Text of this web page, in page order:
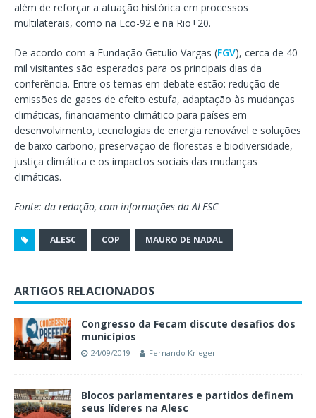
além de reforçar a atuação histórica em processos
multilaterais, como na Eco-92 e na Rio+20.
De acordo com a Fundação Getulio Vargas (FGV), cerca de 40
mil visitantes são esperados para os principais dias da
conferência. Entre os temas em debate estão: redução de
emissões de gases de efeito estufa, adaptação às mudanças
climáticas, financiamento climático para países em
desenvolvimento, tecnologias de energia renovável e soluções
de baixo carbono, preservação de florestas e biodiversidade,
justiça climática e os impactos sociais das mudanças
climáticas.
Fonte: da redação, com informações da ALESC
ALESC COP MAURO DE NADAL
ARTIGOS RELACIONADOS
Congresso da Fecam discute desafios dos
municípios
24/09/2019 Fernando Krieger
Blocos parlamentares e partidos definem
seus líderes na Alesc